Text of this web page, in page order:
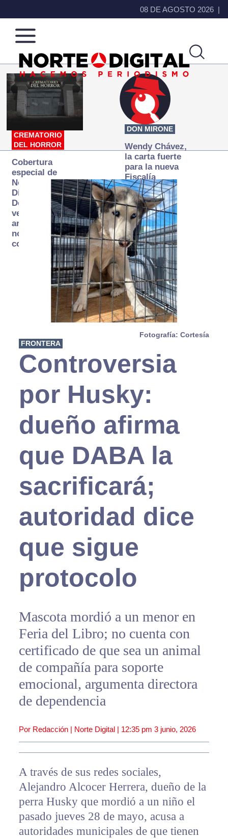
08 DE AGOSTO 2026
Norte
de
Ciudad
Más
que
noticias,
hacemos periodismo
CREMATORIO
DEL HORROR
Cobertura
especial de
Norte
Digital:
Donde la
verdad
arde… pero
no se
consume
DON MIRONE
Wendy Chávez,
la carta fuerte
para la nueva
Fiscalía
autónoma
Fotografía: Cortesía
FRONTERA
Controversia
por Husky:
dueño afirma
que DABA la
sacrificará;
autoridad dice
que sigue
protocolo
Mascota mordió a un menor en
Feria del Libro; no cuenta con
certificado de que sea un animal
de compañía para soporte
emocional, argumenta directora
de dependencia
Por Redacción | Norte Digital | 12:35 pm 3 junio, 2026
A través de sus redes sociales,
Alejandro Alcocer Herrera, dueño de la
perra Husky que mordió a un niño el
pasado jueves 28 de mayo, acusa a
autoridades municipales de que tienen